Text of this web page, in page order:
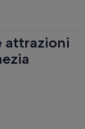
attrazioni